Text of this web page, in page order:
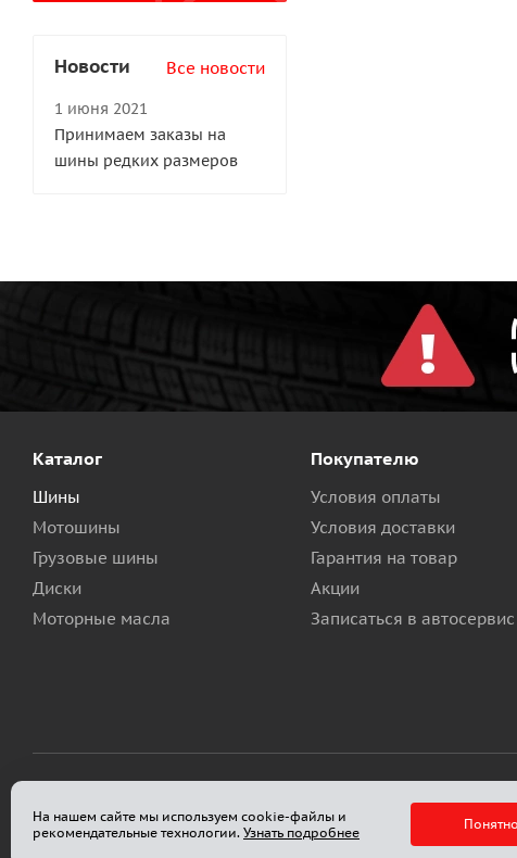
Новости Все новости
1 июня 2021
Принимаем заказы на
шины редких размеров
Каталог
Шины
Мотошины
Грузовые шины
Диски
Моторные масла
Покупателю
Условия оплаты
Условия доставки
Гарантия на товар
Акции
Записаться в автосервис
2026 © Гигант Автоцентр - интернет-магазин шин и дисков
Разработано вКлюква.Студия
На нашем сайте мы используем cookie-файлы и
рекомендательные технологии. Узнать подробнее
Понятно